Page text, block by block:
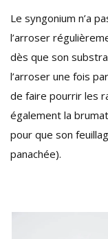
Le syngonium n’a
l’arroser
dès que son
l’arroser une fois
de faire pourrir les
également la
pour que son
panachée).